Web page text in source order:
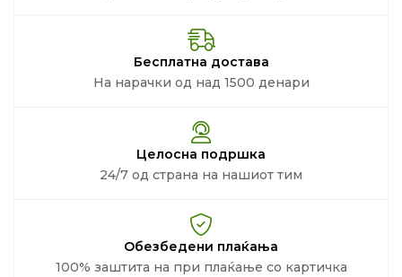
Бесплатна достава
На нарачки од над 1500 денари
Целосна подршка
24/7 од страна на нашиот тим
Обезбедени плаќања
100% заштита на при плаќање со картичка